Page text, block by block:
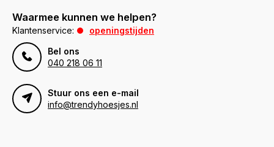
Waarmee kunnen we helpen?
Klantenservice:
openingstijden
Bel ons
040 218 06 11
Stuur ons een e-mail
info@trendyhoesjes.nl